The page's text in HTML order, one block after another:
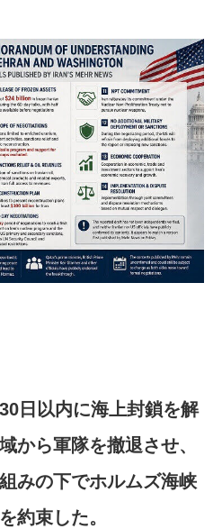
日以内に海上封鎖を解
から軍隊を撤退させ、
みの下でホルムズ海峡
約束した。